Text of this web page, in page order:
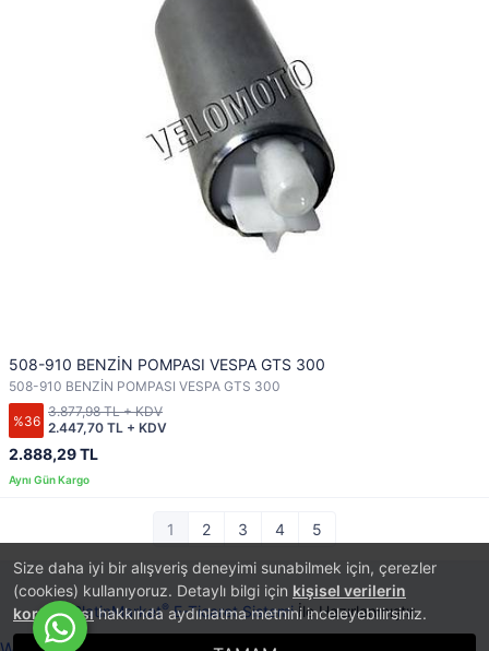
Size daha iyi bir alışveriş deneyimi sunabilmek için, çerezler
(cookies) kullanıyoruz. Detaylı bilgi için kişisel verilerin
korunmasıhakkında aydınlatma metnini inceleyebilirsiniz.
508-910 BENZİN POMPASI VESPA GTS 300
508-910 BENZİN POMPASI VESPA GTS 300
%36
2.888,29 TL
2.447,70 TL + KDV
3.877,98 TL + KDV
1 2 3 4 5
PlatinMarket®E-Ticaret Sistemiİle Hazırlanmıştır.